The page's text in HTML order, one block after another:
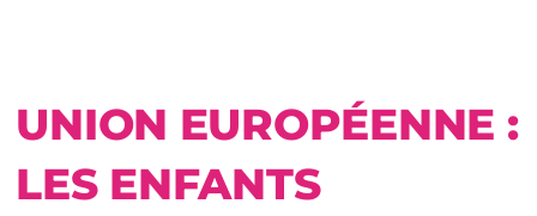
UNION EUROPÉENNE :
LES ENFANTS